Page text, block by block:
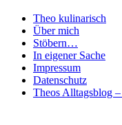
Menü
Zum
Inhalt
springen
Theo kulinarisch
Über mich
Stöbern…
In eigener Sache
Impressum
Datenschutz
Theos Alltagsblog